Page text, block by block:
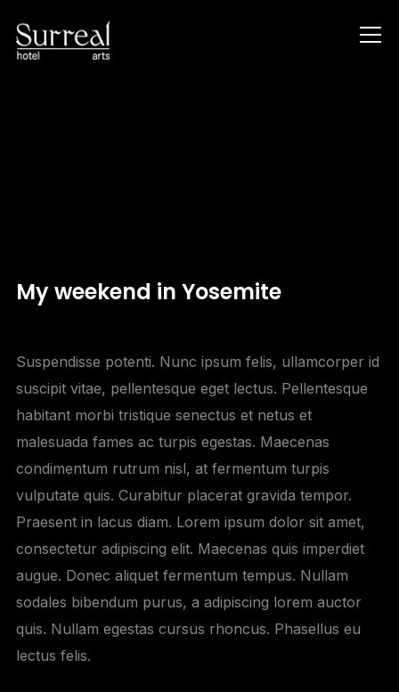
Info
My weekend in Yosemite
Suspendisse potenti. Nunc ipsum felis, ullamcorper id
suscipit vitae, pellentesque eget lectus. Pellentesque
habitant morbi tristique senectus et netus et
malesuada fames ac turpis egestas. Maecenas
condimentum rutrum nisl, at fermentum turpis
vulputate quis. Curabitur placerat gravida tempor.
Praesent in lacus diam. Lorem ipsum dolor sit amet,
consectetur adipiscing elit. Maecenas quis imperdiet
augue. Donec aliquet fermentum tempus. Nullam
sodales bibendum purus, a adipiscing lorem auctor
quis. Nullam egestas cursus rhoncus. Phasellus eu
lectus felis.